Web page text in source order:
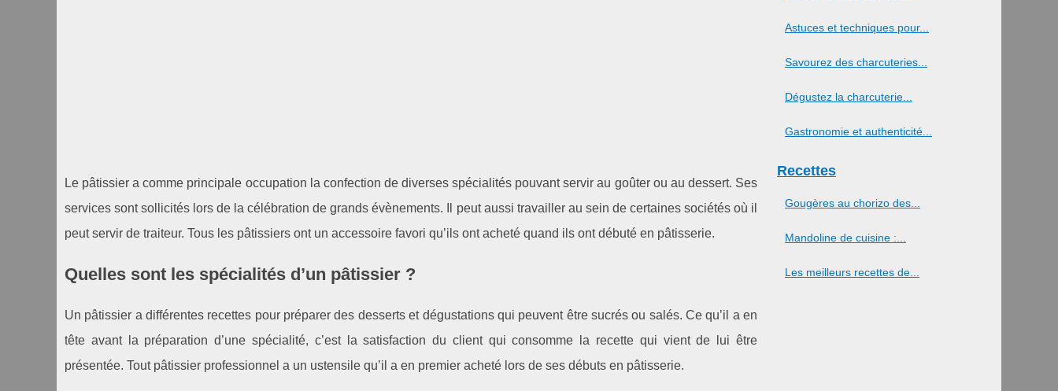
Le pâtissier a comme principale occupation la confection de diverses spécialités pouvant servir au goûter ou au dessert. Ses
services sont sollicités lors de la célébration de grands évènements. Il peut aussi travailler au sein de certaines sociétés où il
peut servir de traiteur. Tous les pâtissiers ont un accessoire favori qu’ils ont acheté quand ils ont débuté en pâtisserie.
Quelles sont les spécialités d’un pâtissier ?
Un pâtissier a différentes recettes pour préparer des desserts et dégustations qui peuvent être sucrés ou salés. Ce qu’il a en
tête avant la préparation d’une spécialité, c’est la satisfaction du client qui consomme la recette qui vient de lui être
présentée. Tout pâtissier professionnel a un ustensile qu’il a en premier acheté lors de ses débuts en pâtisserie.
Astuces et techniques pour...
Savourez des charcuteries...
Dégustez la charcuterie...
Gastronomie et authenticité...
Recettes
Gougères au chorizo des...
Mandoline de cuisine :...
Les meilleurs recettes de...